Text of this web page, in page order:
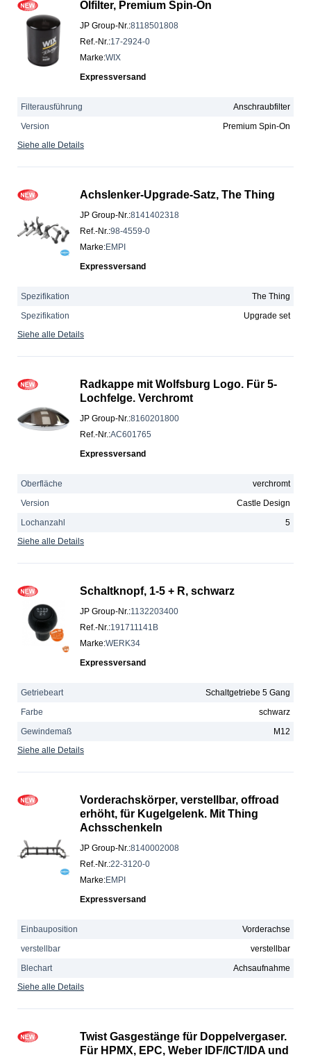
Ölfilter, Premium Spin-On
JP Group-Nr.:8118501808
Ref.-Nr.:17-2924-0
Marke:WIX
Expressversand
Filterausführung
Anschraubfilter
Version
Premium Spin-On
Siehe alle Details
Achslenker-Upgrade-Satz, The Thing
JP Group-Nr.:8141402318
Ref.-Nr.:98-4559-0
Marke:EMPI
Expressversand
Spezifikation
The Thing
Spezifikation
Upgrade set
Siehe alle Details
Radkappe mit Wolfsburg Logo. Für 5-
Lochfelge. Verchromt
JP Group-Nr.:8160201800
Ref.-Nr.:AC601765
Expressversand
Oberfläche
verchromt
Version
Castle Design
Lochanzahl
5
Siehe alle Details
Schaltknopf, 1-5 + R, schwarz
JP Group-Nr.:1132203400
Ref.-Nr.:191711141B
Marke:WERK34
Expressversand
Getriebeart
Schaltgetriebe 5 Gang
Farbe
schwarz
Gewindemaß
M12
Siehe alle Details
Vorderachskörper, verstellbar, offroad
erhöht, für Kugelgelenk. Mit Thing
Achsschenkeln
JP Group-Nr.:8140002008
Ref.-Nr.:22-3120-0
Marke:EMPI
Expressversand
Einbauposition
Vorderachse
verstellbar
verstellbar
Blechart
Achsaufnahme
Siehe alle Details
Twist Gasgestänge für Doppelvergaser.
Für HPMX, EPC, Weber IDF/ICT/IDA und